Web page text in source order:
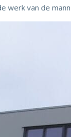
werk van de